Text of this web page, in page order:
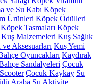
ve Su Kabı Köpek
Ürünleri Köpek Ödülleri
Köpek Tasmaları Köpek
Kuş Malzemeleri Kuş Sağlık
Aksesuarları Kuş Yemi
Oyuncakları Kaydırak
Sandalyeleri Çocuk
Çocuk Kaykay Su
Araba Su Aktivite